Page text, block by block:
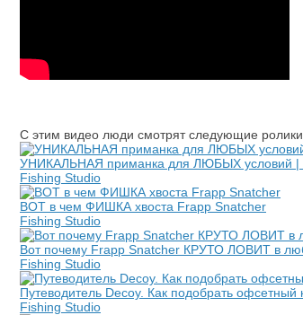
С этим видео люди смотрят следующие
УНИКАЛЬНАЯ приманка для ЛЮБЫХ условий |
Fishing Studio
ВОТ в чем ФИШКА хвоста Frapp Snatcher
Fishing Studio
Вот почему Frapp Snatcher КРУТО ЛОВИТ в
Fishing Studio
Путеводитель Decoy. Как подобрать
Fishing Studio